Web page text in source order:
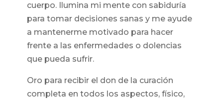
cuerpo. Ilumina mi mente con sabiduría
para tomar decisiones sanas y me ayude
a mantenerme motivado para hacer
frente a las enfermedades o dolencias
que pueda sufrir.
Oro para recibir el don de la curación
completa en todos los aspectos, físico,